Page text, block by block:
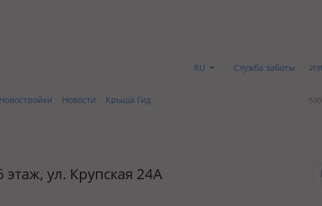
RU Служба заботы
Новостройки Новости Крыша Гид
этаж, ул. Крупская 24А